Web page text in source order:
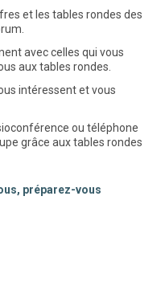
et les tables rondes des
avec celles qui vous
aux tables rondes.
intéressent et vous
ou téléphone
grâce aux tables rondes
préparez-vous